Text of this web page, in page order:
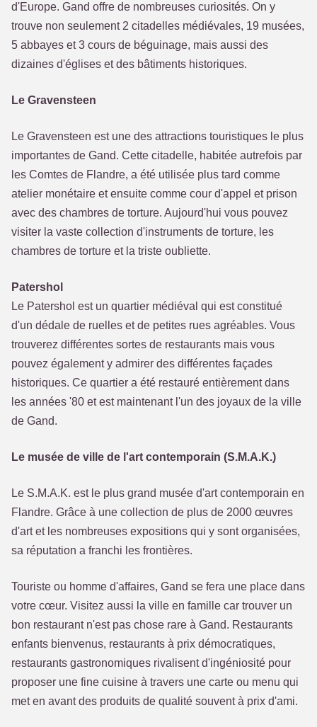
d'Europe. Gand offre de nombreuses curiosités. On y
trouve non seulement 2 citadelles médiévales, 19 musées,
5 abbayes et 3 cours de béguinage, mais aussi des
dizaines d'églises et des bâtiments historiques.
Le Gravensteen
Le Gravensteen est une des attractions touristiques le plus
importantes de Gand. Cette citadelle, habitée autrefois par
les Comtes de Flandre, a été utilisée plus tard comme
atelier monétaire et ensuite comme cour d'appel et prison
avec des chambres de torture. Aujourd'hui vous pouvez
visiter la vaste collection d'instruments de torture, les
chambres de torture et la triste oubliette.
Patershol
Le Patershol est un quartier médiéval qui est constitué
d'un dédale de ruelles et de petites rues agréables. Vous
trouverez différentes sortes de restaurants mais vous
pouvez également y admirer des différentes façades
historiques. Ce quartier a été restauré entièrement dans
les années '80 et est maintenant l'un des joyaux de la ville
de Gand.
Le musée de ville de l'art contemporain (S.M.A.K.)
Le S.M.A.K. est le plus grand musée d'art contemporain en
Flandre. Grâce à une collection de plus de 2000 œuvres
d'art et les nombreuses expositions qui y sont organisées,
sa réputation a franchi les frontières.
Touriste ou homme d'affaires, Gand se fera une place dans
votre cœur. Visitez aussi la ville en famille car trouver un
bon restaurant n'est pas chose rare à Gand. Restaurants
enfants bienvenus, restaurants à prix démocratiques,
restaurants gastronomiques rivalisent d'ingéniosité pour
proposer une fine cuisine à travers une carte ou menu qui
met en avant des produits de qualité souvent à prix d'ami.